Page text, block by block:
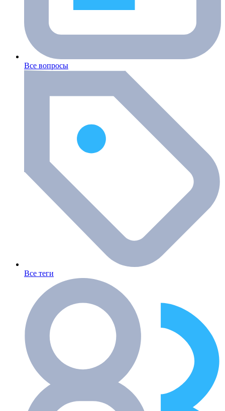
Все вопросы
Все теги